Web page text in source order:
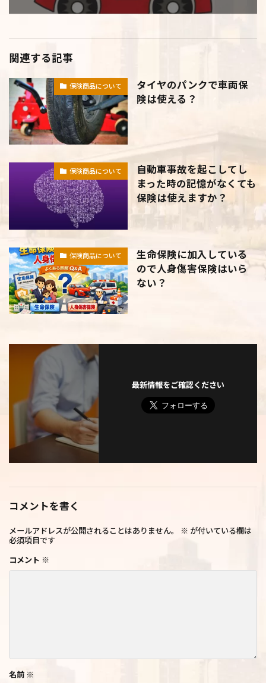
関連する記事
保険商品について
タイヤのパンクで車両保
険は使える？
保険商品について
自動車事故を起こしてし
まった時の記憶がなくても
保険は使えますか？
保険商品について
生命保険に加入している
ので人身傷害保険はいら
ない？
最新情報をご確認ください
コメントを書く
メールアドレスが公開されることはありません。 ※ が付いている欄は
必須項目です
コメント ※
名前 ※